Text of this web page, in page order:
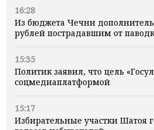
16:28
Из бюджета Чечни
рублей пострадавшим от
15:35
Политик заявил, что цель
соцмедиаплатформой
15:17
Избирательные участки Шатоя